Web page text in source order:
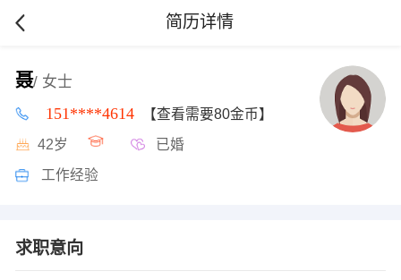
简历详情
聂/ 女士
151****4614 【查看需要80金币】
42岁 已婚
工作经验
求职意向